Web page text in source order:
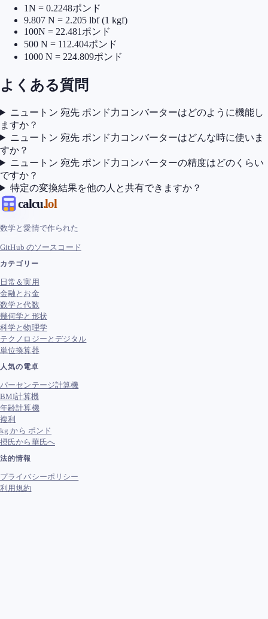
1N = 0.2248ポンド
9.807 N = 2.205 lbf (1 kgf)
100N = 22.481ポンド
500 N = 112.404ポンド
1000 N = 224.809ポンド
よくある質問
ニュートン 宛先 ポンド力コンバーターはどのように機能し
ますか？
ニュートン 宛先 ポンド力コンバーターはどんな時に使いま
すか？
ニュートン 宛先 ポンド力コンバーターの精度はどのくらい
ですか？
特定の変換結果を他の人と共有できますか？
calcu.lol
数学と愛情で作られた
GitHub のソースコード
カテゴリー
日常＆実用
金融とお金
数学と代数
幾何学と形状
科学と物理学
テクノロジーとデジタル
単位換算器
人気の電卓
パーセンテージ計算機
BMI計算機
年齢計算機
複利
kg から ポンド
摂氏から華氏へ
法的情報
プライバシーポリシー
利用規約